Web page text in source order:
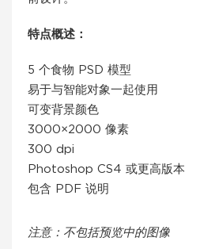
特点概述：
5 个食物 PSD 模型
易于与智能对象一起使用
可变背景颜色
3000×2000 像素
300 dpi
Photoshop CS4 或更高版本
包含 PDF 说明
注意：不包括预览中的图像